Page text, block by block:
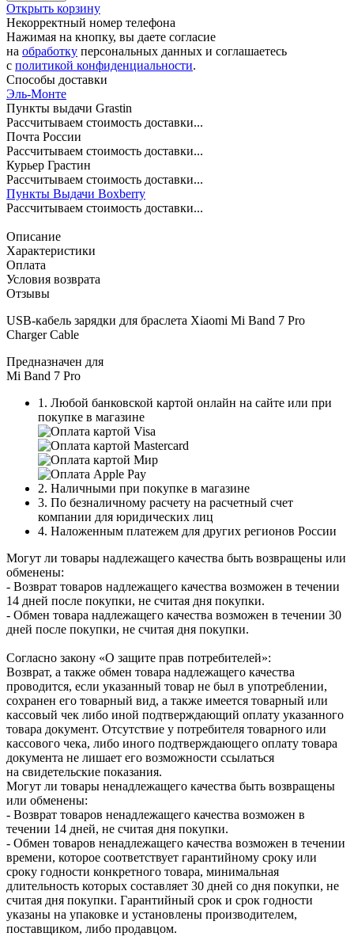
Открыть корзину
Некорректный номер телефона
Нажимая на кнопку, вы даете согласие
на обработку персональных данных и соглашаетесь
c политикой конфиденциальности.
Способы доставки
Эль-Монте
Пункты выдачи Grastin
Рассчитываем стоимость доставки...
Почта России
Рассчитываем стоимость доставки...
Курьер Грастин
Рассчитываем стоимость доставки...
Пункты Выдачи Boxberry
Рассчитываем стоимость доставки...
Описание
Характеристики
Оплата
Условия возврата
Отзывы
USB-кабель зарядки для браслета Xiaomi Mi Band 7 Pro
Charger Cable
Предназначен для
Mi Band 7 Pro
1. Любой банковской картой онлайн на сайте или при
покупке в магазине
2. Наличными при покупке в магазине
3. По безналичному расчету на расчетный счет
компании для юридических лиц
4. Наложенным платежем для других регионов России
Могут ли товары надлежащего качества быть возвращены или
обменены:
- Возврат товаров надлежащего качества возможен в течении
14 дней после покупки, не считая дня покупки.
- Обмен товара надлежащего качества возможен в течении 30
дней после покупки, не считая дня покупки.
Согласно закону «О защите прав потребителей»:
Возврат, а также обмен товара надлежащего качества
проводится, если указанный товар не был в употреблении,
сохранен его товарный вид, а также имеется товарный или
кассовый чек либо иной подтверждающий оплату указанного
товара документ. Отсутствие у потребителя товарного или
кассового чека, либо иного подтверждающего оплату товара
документа не лишает его возможности ссылаться
на свидетельские показания.
Могут ли товары ненадлежащего качества быть возвращены
или обменены:
- Возврат товаров ненадлежащего качества возможен в
течении 14 дней, не считая дня покупки.
- Обмен товаров ненадлежащего качества возможен в течении
времени, которое соответствует гарантийному сроку или
сроку годности конкретного товара, минимальная
длительность которых составляет 30 дней со дня покупки, не
считая дня покупки. Гарантийный срок и срок годности
указаны на упаковке и установлены производителем,
поставщиком, либо продавцом.